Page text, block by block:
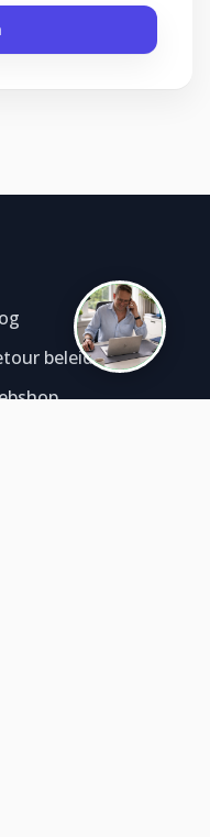
beleid